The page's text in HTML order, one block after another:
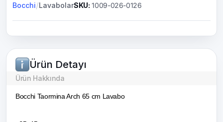
Bocchi/LavabolarSKU: 1009-026-0126
Ürün Detayı
Ürün Hakkında
Bocchi Taormina Arch 65 cm Lavabo